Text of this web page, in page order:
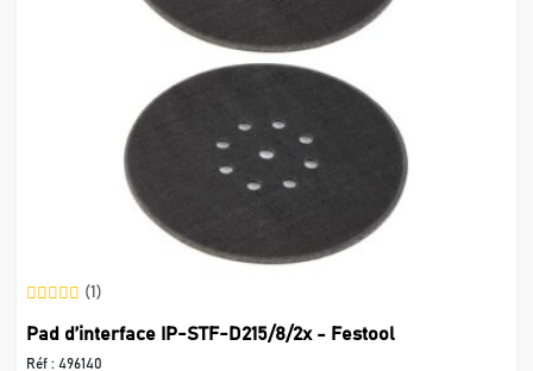
(1)
Pad d’interface IP-STF-D215/8/2x - Festool
Réf : 496140